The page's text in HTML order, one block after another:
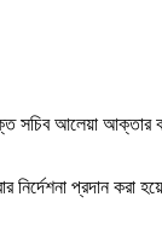
সচিব আলেয়া আক্তার
প্রদান করা